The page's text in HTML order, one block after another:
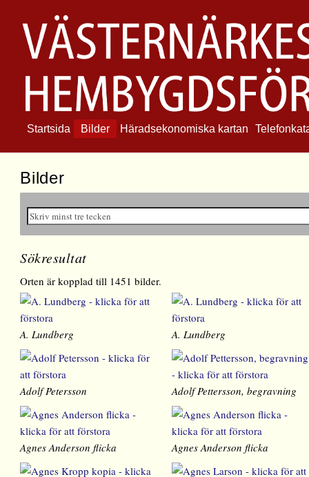
Startsida Bilder Häradsekonomiska kartan
Bilder
Sökresultat
Orten är kopplad till 1451 bilder.
A. Lundberg A. Lundberg
Adolf Petersson Adolf Pettersson, begravning
Agnes Anderson flicka Agnes Anderson flicka